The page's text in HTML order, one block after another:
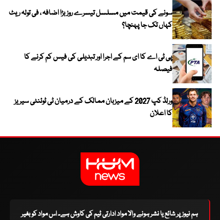
سونے کی قیمت میں مسلسل تیسرے روز بڑا اضافہ ، فی تولہ ریٹ
کہاں تک جا پہنچا؟
پی ٹی اے کا ای سم کے اجرا اور تبدیلی کی فیس کم کرنے کا
فیصلہ
ورلڈ کپ 2027 کے میزبان ممالک کے درمیان ٹی ٹوئنٹی سیریز
کا اعلان
ہم نیوز پر شائع یا نشر ہونے والا مواد ادارتی ٹیم کی کاوش ہے۔ اس مواد کو بغیر